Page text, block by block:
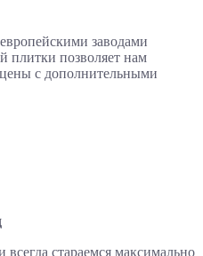
заводами
плитки позволяет нам
с дополнительными
стараемся максимально